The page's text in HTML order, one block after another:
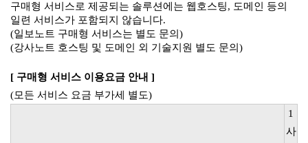
구매형 서비스로 제공되는 솔루션에는 웹호스팅, 도메인 등의
일련 서비스가 포함되지 않습니다.
(일보노트 구매형 서비스는 별도 문의)
(강사노트 호스팅 및 도메인 외 기술지원 별도 문의)
[ 구매형 서비스 이용요금 안내 ]
(모든 서비스 요금 부가세 별도)
1
사